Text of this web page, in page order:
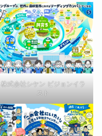
株式会社シケン ビジョンイラ
スト